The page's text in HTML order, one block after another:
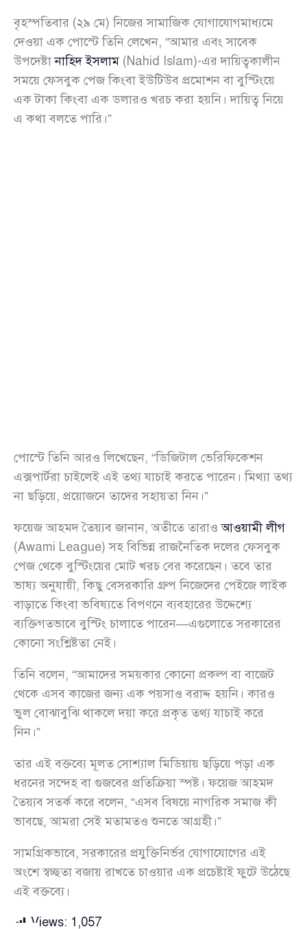
বৃহস্পতিবার (২৯ মে) নিজের সামাজিক যোগাযোগমাধ্যমে
দেওয়া এক পোস্টে তিনি লেখেন, “আমার এবং সাবেক
উপদেষ্টানাহিদ ইসলাম (Nahid Islam)-এর দায়িত্বকালীন
সময়ে ফেসবুক পেজ কিংবা ইউটিউব প্রমোশন বা বুস্টিংয়ে
এক টাকা কিংবা এক ডলারও খরচ করা হয়নি। দায়িত্ব নিয়ে
এ কথা বলতে পারি।”
পোস্টে তিনি আরও লিখেছেন, “ডিজিটাল ভেরিফিকেশন
এক্সপার্টরা চাইলেই এই তথ্য যাচাই করতে পারেন। মিথ্যা তথ্য
না ছড়িয়ে, প্রয়োজনে তাদের সহায়তা নিন।”
ফয়েজ আহমদ তৈয়্যব জানান, অতীতে তারাওআওয়ামী লীগ
(Awami League) সহ বিভিন্ন রাজনৈতিক দলের ফেসবুক
পেজ থেকে বুস্টিংয়ের মোট খরচ বের করেছেন। তবে তার
ভাষ্য অনুযায়ী, কিছু বেসরকারি গ্রুপ নিজেদের পেইজে লাইক
বাড়াতে কিংবা ভবিষ্যতে বিপণনে ব্যবহারের উদ্দেশ্যে
ব্যক্তিগতভাবে বুস্টিং চালাতে পারেন—এগুলোতে সরকারের
কোনো সংশ্লিষ্টতা নেই।
তিনি বলেন, “আমাদের সময়কার কোনো প্রকল্প বা বাজেট
থেকে এসব কাজের জন্য এক পয়সাও বরাদ্দ হয়নি। কারও
ভুল বোঝাবুঝি থাকলে দয়া করে প্রকৃত তথ্য যাচাই করে
নিন।”
তার এই বক্তব্যে মূলত সোশ্যাল মিডিয়ায় ছড়িয়ে পড়া এক
ধরনের সন্দেহ বা গুজবের প্রতিক্রিয়া স্পষ্ট। ফয়েজ আহমদ
তৈয়্যব সতর্ক করে বলেন, “এসব বিষয়ে নাগরিক সমাজ কী
ভাবছে, আমরা সেই মতামতও শুনতে আগ্রহী।”
সামগ্রিকভাবে, সরকারের প্রযুক্তিনির্ভর যোগাযোগের এই
অংশে স্বচ্ছতা বজায় রাখতে চাওয়ার এক প্রচেষ্টাই ফুটে উঠেছে
এই বক্তব্যে।
Views: 1,057